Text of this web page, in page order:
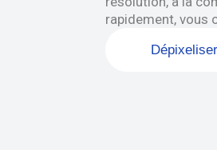
rapidement, vous